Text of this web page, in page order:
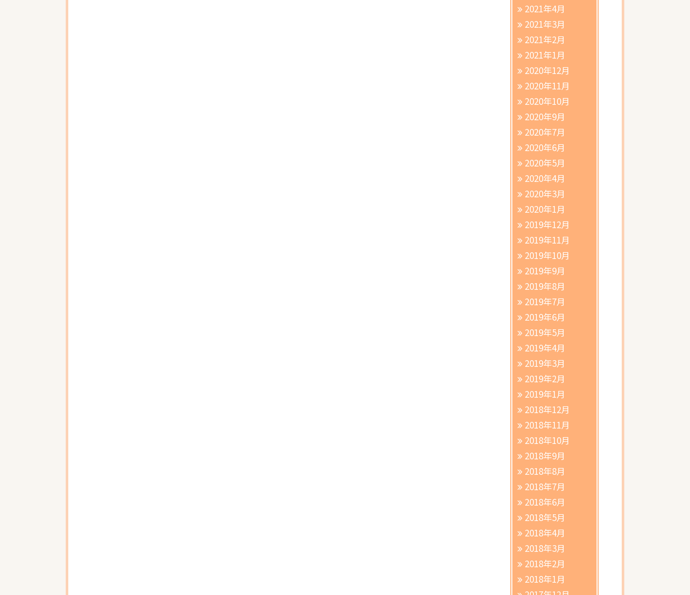
2021年4月
2021年3月
2021年2月
2021年1月
2020年12月
2020年11月
2020年10月
2020年9月
2020年7月
2020年6月
2020年5月
2020年4月
2020年3月
2020年1月
2019年12月
2019年11月
2019年10月
2019年9月
2019年8月
2019年7月
2019年6月
2019年5月
2019年4月
2019年3月
2019年2月
2019年1月
2018年12月
2018年11月
2018年10月
2018年9月
2018年8月
2018年7月
2018年6月
2018年5月
2018年4月
2018年3月
2018年2月
2018年1月